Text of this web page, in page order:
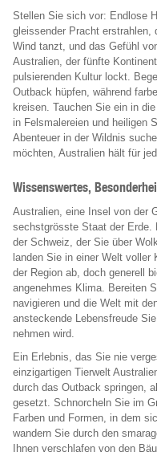
Stellen Sie sich vor: Endlose
gleissender Pracht erstrahlen,
Wind tanzt, und das Gefühl
Australien, der fünfte
pulsierenden Kultur lockt.
Outback hüpfen, während
kreisen. Tauchen Sie ein in
in Felsmalereien und heiligen
Abenteuer in der Wildnis
möchten, Australien hält für
Wissenswertes,
Australien, eine Insel von der
sechstgrösste Staat der Erde.
der Schweiz, der Sie über
landen Sie in einer Welt
der Region ab, doch generell
angenehmes Klima. Bereiten
navigieren und die Welt mit
ansteckende Lebensfreude
nehmen wird.
Ein Erlebnis, das Sie nie
einzigartigen Tierwelt
durch das Outback springen,
gesetzt. Schnorcheln Sie im
Farben und Formen, in dem
wandern Sie durch den
Ihnen verschlafen von den